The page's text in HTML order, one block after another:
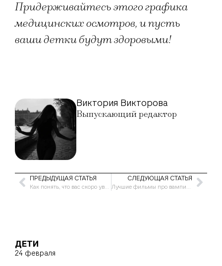
Придерживайтесь этого графика
медицинских осмотров, и пусть
ваши детки будут здоровыми!
Виктория Викторова
Выпускающий редактор
ПРЕДЫДУЩАЯ СТАТЬЯ
Как понять, что вас скоро уволят
СЛЕДУЮЩАЯ СТАТЬЯ
Лучшие фильмы про вампиров
ДЕТИ
24 февраля